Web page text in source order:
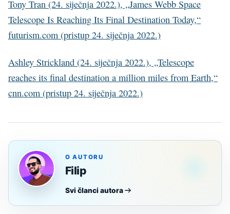
Tony Tran (24. siječnja 2022.), „James Webb Space
Telescope Is Reaching Its Final Destination Today,“
futurism.com (pristup 24. siječnja 2022.)
Ashley Strickland (24. siječnja 2022.), „Telescope
reaches its final destination a million miles from Earth,“
cnn.com (pristup 24. siječnja 2022.)
O AUTORU
Filip
Svi članci autora